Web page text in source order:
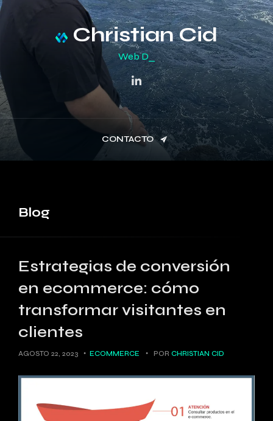
Christian Cid
Digital
CONTACTO
Blog
Estrategias de conversión
en ecommerce: cómo
transformar visitantes en
clientes
AGOSTO 22, 2023 ECOMMERCE POR CHRISTIAN CID